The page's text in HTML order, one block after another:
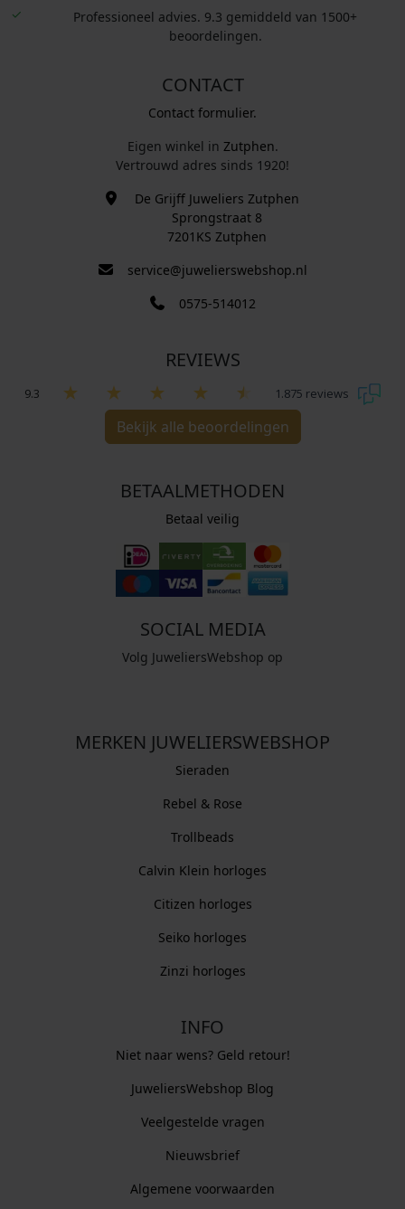
Professioneel advies. 9.3 gemiddeld van 1500+
beoordelingen.
CONTACT
Contact formulier.
Eigen winkel in Zutphen.
Vertrouwd adres sinds 1920!
De Grijff Juweliers Zutphen
Sprongstraat 8
7201KS Zutphen
service@juwelierswebshop.nl
0575-514012
REVIEWS
9.3 1.875 reviews
Bekijk alle beoordelingen
BETAALMETHODEN
Betaal veilig
SOCIAL MEDIA
Volg JuweliersWebshop op
MERKEN JUWELIERSWEBSHOP
Sieraden
Rebel & Rose
Trollbeads
Calvin Klein horloges
Citizen horloges
Seiko horloges
Zinzi horloges
INFO
Niet naar wens? Geld retour!
JuweliersWebshop Blog
Veelgestelde vragen
Nieuwsbrief
Algemene voorwaarden